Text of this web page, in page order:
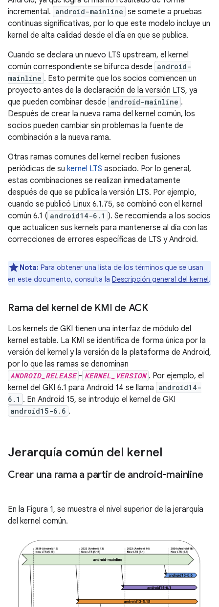
incremental. android-mainline se somete a pruebas
continuas significativas, por lo que este modelo incluye un
kernel de alta calidad desde el día en que se publica.
Cuando se declara un nuevo LTS upstream, el kernel
común correspondiente se bifurca desde android-
mainline . Esto permite que los socios comiencen un
proyecto antes de la declaración de la versión LTS, ya
que pueden combinar desde android-mainline .
Después de crear la nueva rama del kernel común, los
socios pueden cambiar sin problemas la fuente de
combinación a la nueva rama.
Otras ramas comunes del kernel reciben fusiones
periódicas de su kernel LTS asociado. Por lo general,
estas combinaciones se realizan inmediatamente
después de que se publica la versión LTS. Por ejemplo,
cuando se publicó Linux 6.1.75, se combinó con el kernel
común 6.1 ( android14-6.1 ). Se recomienda a los socios
que actualicen sus kernels para mantenerse al día con las
correcciones de errores específicas de LTS y Android.
Nota: Para obtener una lista de los términos que se usan
en este documento, consulta la Descripción general del kernel.
Rama del kernel de KMI de ACK
Los kernels de GKI tienen una interfaz de módulo del
kernel estable. La KMI se identifica de forma única por la
versión del kernel y la versión de la plataforma de Android,
por lo que las ramas se denominan
ANDROID_RELEASE - KERNEL_VERSION . Por ejemplo, el
kernel del GKI 6.1 para Android 14 se llama android14-
6.1 . En Android 15, se introdujo el kernel de GKI
android15-6.6 .
Jerarquía común del kernel
Crear una rama a partir de android-mainline
En la Figura 1, se muestra el nivel superior de la jerarquía
del kernel común.